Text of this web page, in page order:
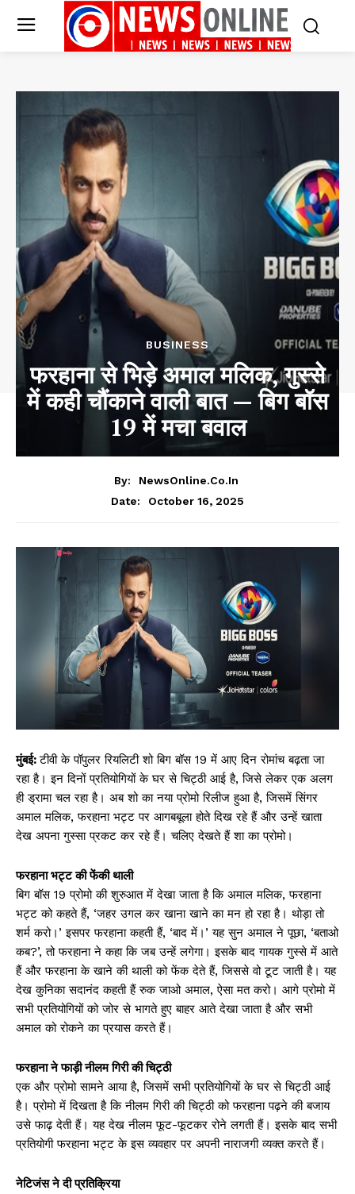
BUSINESS
फरहाना से भिड़े अमाल मलिक, गुस्से
में कही चौंकाने वाली बात — बिग बॉस
19 में मचा बवाल
By:
NewsOnline.co.in
Date:
October 16, 2025
मुंबई:टीवी के पॉपुलर रियलिटी शो बिग बॉस 19 में आए दिन रोमांच बढ़ता जा
रहा है। इन दिनों प्रतियोगियों के घर से चिट्ठी आई है, जिसे लेकर एक अलग
ही ड्रामा चल रहा है। अब शो का नया प्रोमो रिलीज हुआ है, जिसमें सिंगर
अमाल मलिक, फरहाना भट्ट पर आगबबूला होते दिख रहे हैं और उन्हें खाता
देख अपना गुस्सा प्रकट कर रहे हैं। चलिए देखते हैं शा का प्रोमो।
फरहाना भट्ट की फेंकी थाली
बिग बॉस 19 प्रोमो की शुरुआत में देखा जाता है कि अमाल मलिक, फरहाना
भट्ट को कहते हैं, ‘जहर उगल कर खाना खाने का मन हो रहा है। थोड़ा तो
शर्म करो।’ इसपर फरहाना कहती हैं, ‘बाद में।’ यह सुन अमाल ने पूछा, ‘बताओ
कब?’, तो फरहाना ने कहा कि जब उन्हें लगेगा। इसके बाद गायक गुस्से में आते
हैं और फरहाना के खाने की थाली को फेंक देते हैं, जिससे वो टूट जाती है। यह
देख कुनिका सदानंद कहती हैं रुक जाओ अमाल, ऐसा मत करो। आगे प्रोमो में
सभी प्रतियोगियों को जोर से भागते हुए बाहर आते देखा जाता है और सभी
अमाल को रोकने का प्रयास करते हैं।
फरहाना ने फाड़ी नीलम गिरी की चिट्ठी
एक और प्रोमो सामने आया है, जिसमें सभी प्रतियोगियों के घर से चिट्ठी आई
है। प्रोमो में दिखता है कि नीलम गिरी की चिट्ठी को फरहाना पढ़ने की बजाय
उसे फाढ़ देती हैं। यह देख नीलम फूट-फूटकर रोने लगती हैं। इसके बाद सभी
प्रतियोगी फरहाना भट्ट के इस व्यवहार पर अपनी नाराजगी व्यक्त करते हैं।
नेटिजंस ने दी प्रतिक्रिया